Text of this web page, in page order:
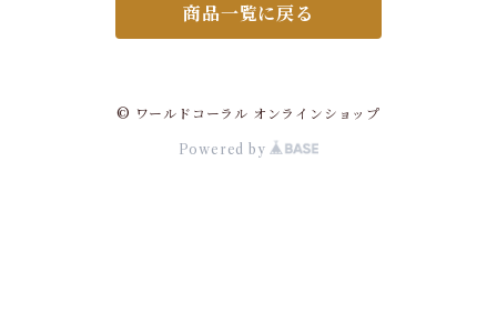
商品一覧に戻る
© ワールドコーラル オンラインショップ
Powered by